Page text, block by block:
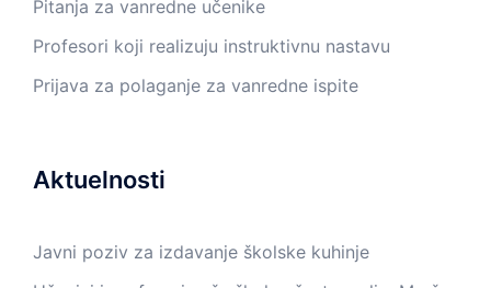
Pitanja za vanredne učenike
Profesori koji realizuju instruktivnu nastavu
Prijava za polaganje za vanredne ispite
Aktuelnosti
Javni poziv za izdavanje školske kuhinje